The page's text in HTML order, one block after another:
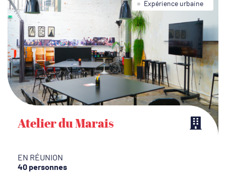
Expérience urbaine
Atelier du Marais
EN RÉUNION
40 personnes